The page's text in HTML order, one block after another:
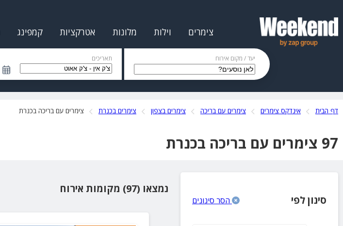
צימרים וילות מלונות אטרקציות קמפינג
יעד / מקום אירוח תאריכים
דף הבית אינדקס צימרים צימרים עם בריכה צימרים בצפון צימרים בכנרת צימרים עם בריכה בכנרת
97 צימרים עם בריכה בכנרת
סינון לפי הסר סינונים
נמצאו (97) מקומות אירוח